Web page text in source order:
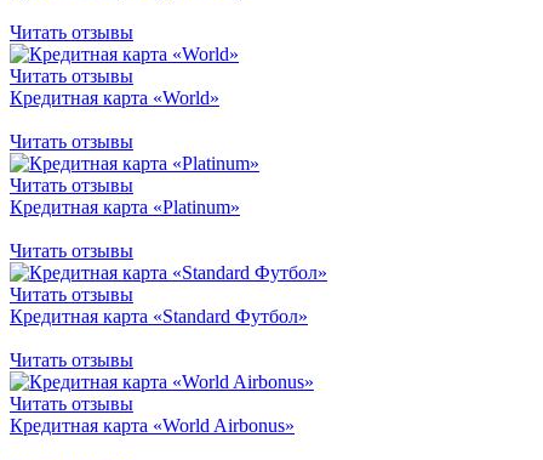
Читать отзывы
Читать отзывы
Кредитная карта «World»
Читать отзывы
Читать отзывы
Кредитная карта «Platinum»
Читать отзывы
Читать отзывы
Кредитная карта «Standard Футбол»
Читать отзывы
Читать отзывы
Кредитная карта «World Airbonus»